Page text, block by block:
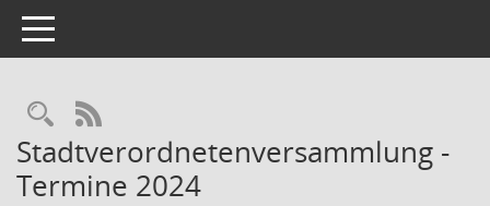
Toggle navigation
Rechercheauswahl
RSS-Feed
Stadtverordnetenversammlung -
Termine 2024